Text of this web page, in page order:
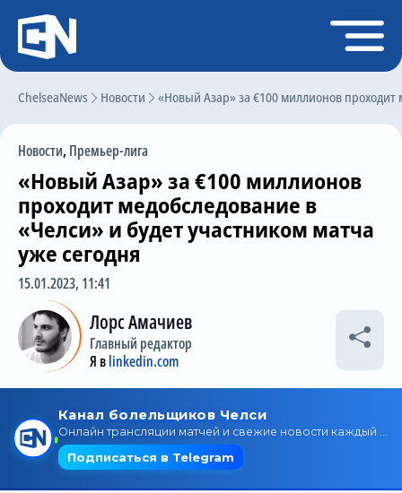
ChelseaNews Новости «Новый Азар» за €100 миллионов проходит
Новости, Премьер-лига
«Новый Азар» за €100 миллионов
проходит медобследование в
«Челси» и будет участником матча
уже сегодня
15.01.2023, 11:41
Лорс Амачиев
Главный редактор
Я вlinkedin.com
Регистрация
Главная
Трансферы
Слухи
История Челси
Статистика
Календарь игр
Состав команды
Трансляции